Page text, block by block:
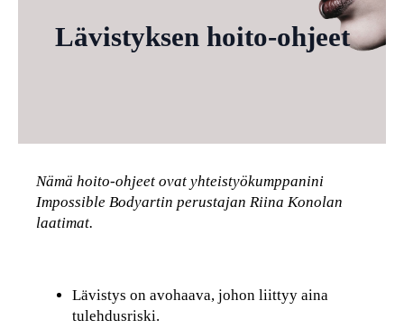
Lävistyksen hoito-ohjeet
Nämä hoito-ohjeet ovat yhteistyökumppanini
Impossible Bodyartin perustajan Riina Konolan
laatimat.
Lävistys on avohaava, johon liittyy aina
tulehdusriski.